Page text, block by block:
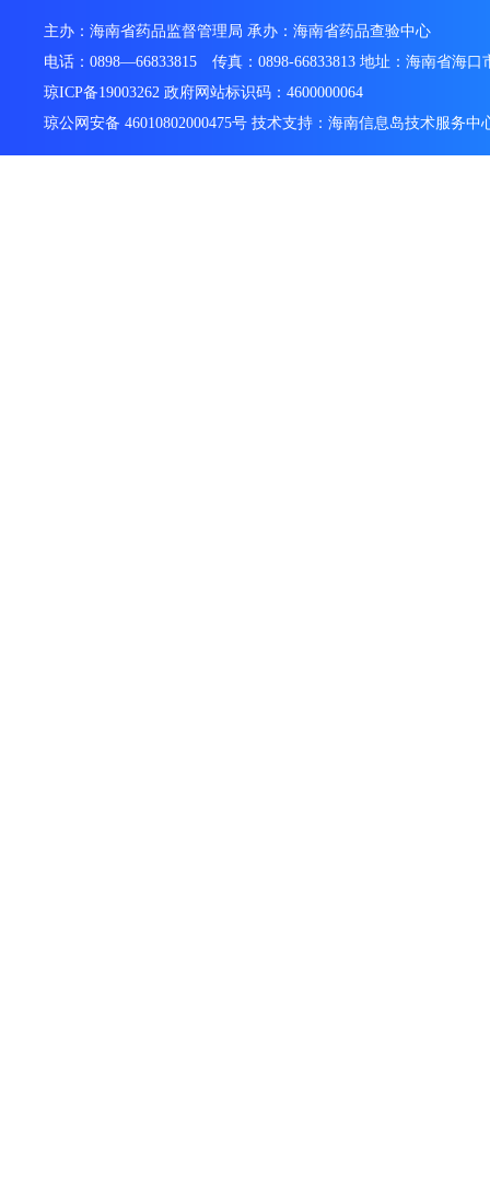
主办：海南省药品监督管理局 承办：海南省药品查验中心
电话：0898—66833815 传真：0898-66833813 地址：海南省海口
琼ICP备19003262 政府网站标识码：4600000064
琼公网安备 46010802000475号 技术支持：海南信息岛技术服务中